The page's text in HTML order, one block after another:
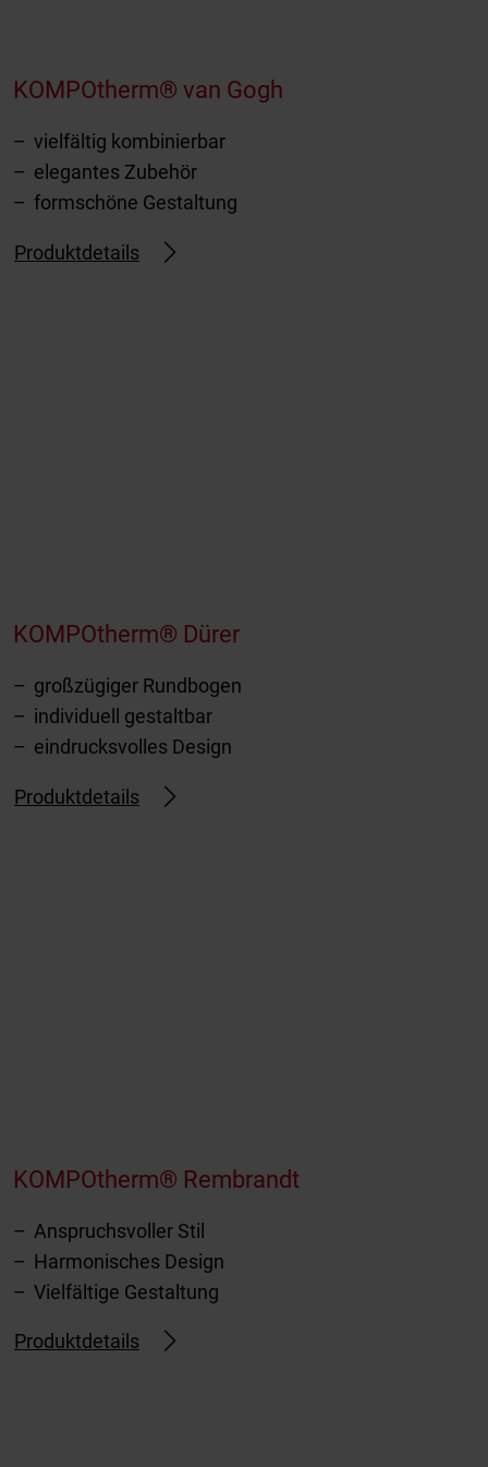
KOMPOtherm® van Gogh
vielfältig kombinierbar
elegantes Zubehör
formschöne Gestaltung
Produktdetails
KOMPOtherm® Dürer
großzügiger Rundbogen
individuell gestaltbar
eindrucksvolles Design
Produktdetails
KOMPOtherm® Rembrandt
Anspruchsvoller Stil
Harmonisches Design
Vielfältige Gestaltung
Produktdetails